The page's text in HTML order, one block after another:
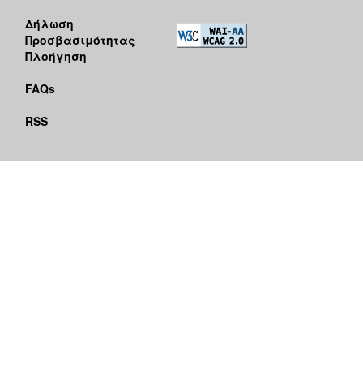
Δήλωση
Προσβασιμότητας
Πλοήγηση
FAQs
RSS